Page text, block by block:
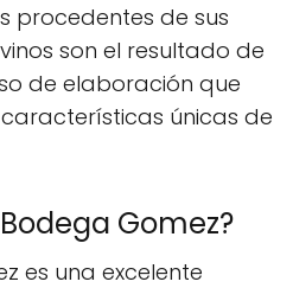
procedentes de sus
son el resultado de
de elaboración que
únicas de
Gomez?
es una excelente